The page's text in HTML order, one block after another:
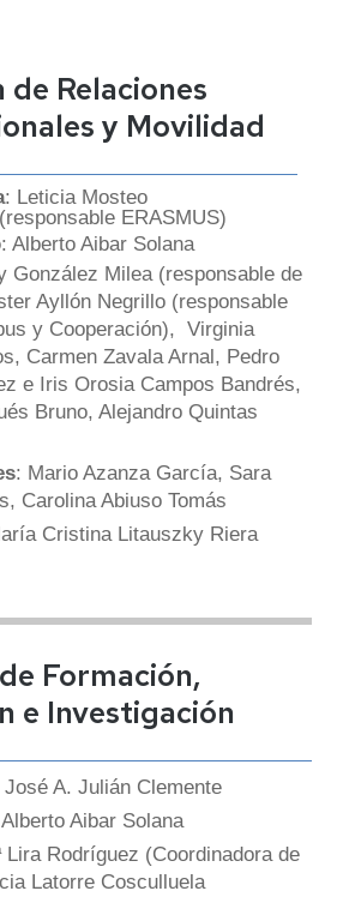
de Relaciones
y Movilidad
: Leticia Mosteo
ERASMUS)
: Alberto Aibar Solana
González Milea (responsable de
Ayllón Negrillo (responsable
y Cooperación), Virginia
Carmen Zavala Arnal, Pedro
e Iris Orosia Campos Bandrés,
Bruno, Alejandro Quintas
: Mario Azanza García, Sara
Carolina Abiuso Tomás
Cristina Litauszky Riera
Formación,
e Investigación
José A. Julián Clemente
Alberto Aibar Solana
Lira Rodríguez (Coordinadora de
Latorre Cosculluela